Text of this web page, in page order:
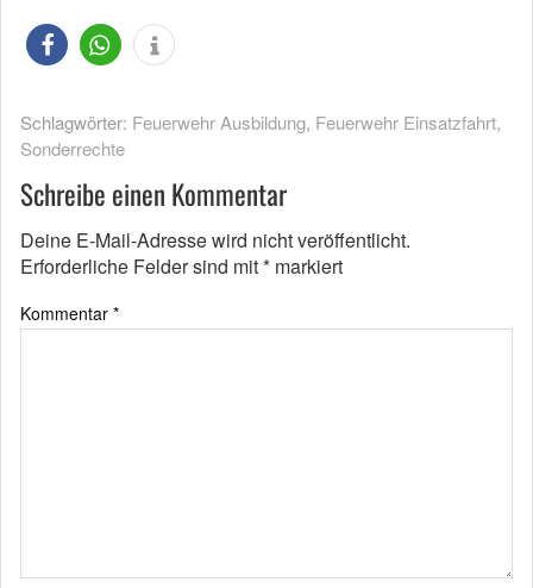
Schlagwörter: Feuerwehr Ausbildung, Feuerwehr Einsatzfahrt,
Sonderrechte
Schreibe einen Kommentar
Deine E-Mail-Adresse wird nicht veröffentlicht.
Erforderliche Felder sind mit* markiert
Kommentar *